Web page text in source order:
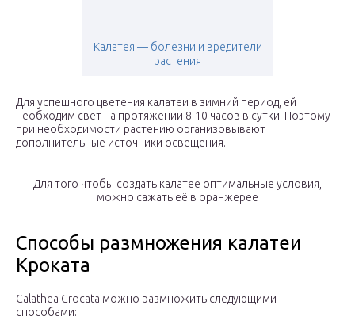
Калатея — болезни и вредители
растения
Для успешного цветения калатеи в зимний период, ей
необходим свет на протяжении 8-10 часов в сутки. Поэтому
при необходимости растению организовывают
дополнительные источники освещения.
Для того чтобы создать калатее оптимальные условия,
можно сажать её в оранжерее
Способы размножения калатеи
Кроката
Сalathea Сrocata можно размножить следующими
способами: